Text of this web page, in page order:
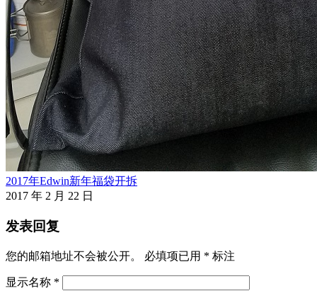
2017年Edwin新年福袋开拆
2017 年 2 月 22 日
发表回复
您的邮箱地址不会被公开。 必填项已用 * 标注
显示名称 *